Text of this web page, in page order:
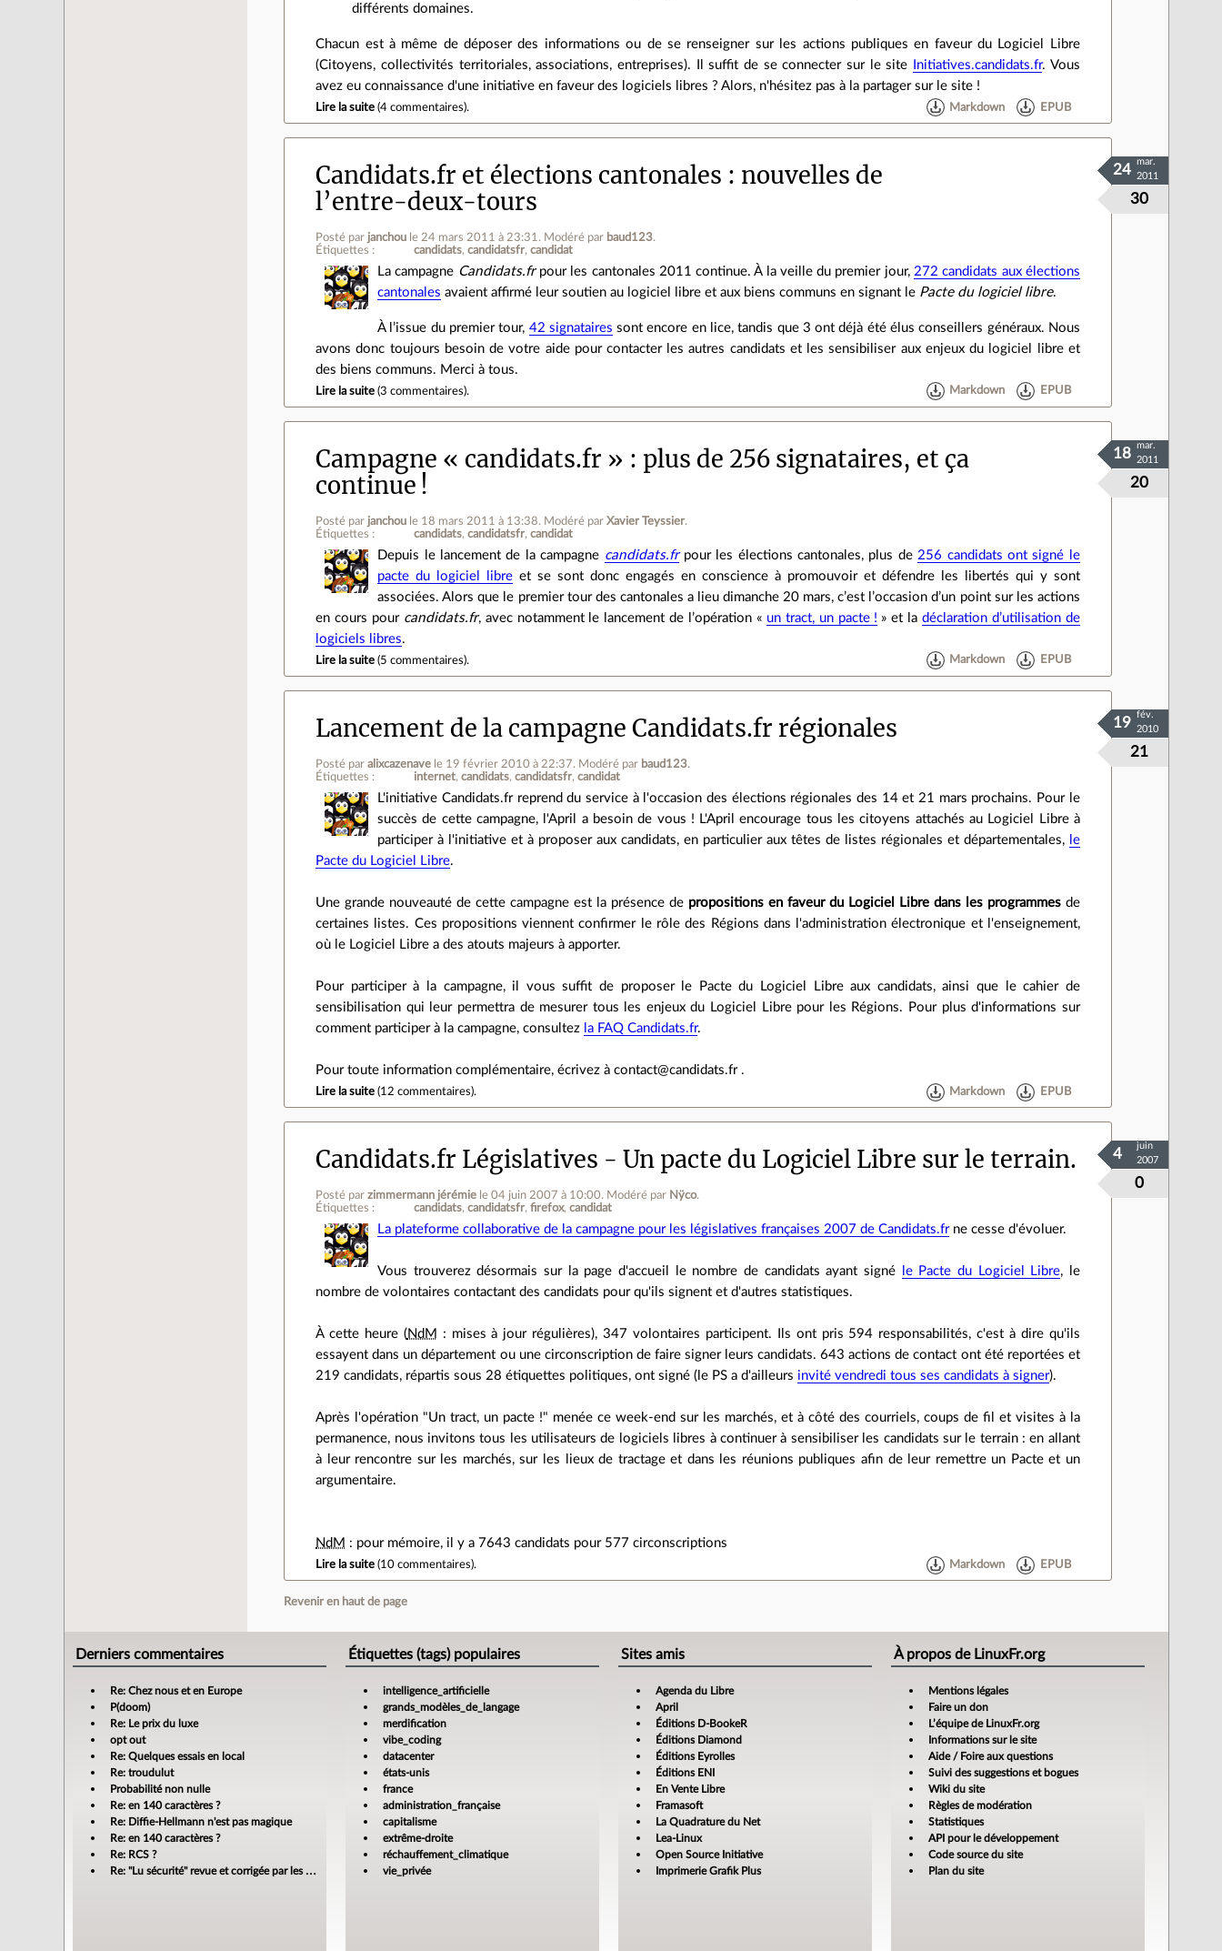
différents domaines.
Chacun est à même de déposer des informations ou de se renseigner sur les actions publiques en faveur du Logiciel Libre
(Citoyens, collectivités territoriales, associations, entreprises). Il suffit de se connecter sur le site
Initiatives.candidats.fr. Vous
avez eu connaissance d'une initiative en faveur des logiciels libres ? Alors, n'hésitez pas à la partager sur le site !
Lire la suite (4 commentaires). Markdown EPUB
Candidats.fr et élections cantonales : nouvelles de
l’entre‑deux‑tours
Posté par janchou le 24 mars 2011 à 23:31 . Modéré par baud123.
Étiquettes :
candidats candidatsfr candidat
30
24
mar.
2011
La campagne Candidats.frpour les cantonales 2011 continue. À la veille du premier jour, 272 candidats aux élections
cantonales avaient affirmé leur soutien au logiciel libre et aux biens communs en signant le Pacte du logiciel libre.
À l’issue du premier tour, 42 signataires sont encore en lice, tandis que 3 ont déjà été élus conseillers généraux. Nous
avons donc toujours besoin de votre aide pour contacter les autres candidats et les sensibiliser aux enjeux du logiciel libre et
des biens communs. Merci à tous.
Lire la suite (3 commentaires). Markdown EPUB
Campagne « candidats.fr » : plus de 256 signataires, et ça
continue !
Posté par janchou le 18 mars 2011 à 13:38. Modéré par Xavier Teyssier.
Étiquettes :
candidats candidatsfr candidat
20
18
mar.
2011
Depuis le lancement de la campagne candidats.frpour les élections cantonales, plus de 256 candidats ont signé le
pacte du logiciel libre et se sont donc engagés en conscience à promouvoir et défendre les libertés qui y sont
associées. Alors que le premier tour des cantonales a lieu dimanche 20 mars, c’est l’occasion d’un point sur les actions
en cours pour candidats.fr, avec notamment le lancement de l’opération « un tract, un pacte ! » et ladéclaration d’utilisation de
logiciels libres.
Lire la suite (5 commentaires). Markdown EPUB
Lancement de la campagne Candidats.fr régionales
Posté paralixcazenave le 19 février 2010 à 22:37. Modéré par baud123.
Étiquettes :
internet candidats candidatsfr candidat
21
19
fév.
2010
L'initiative Candidats.fr reprend du service à l'occasion des élections régionales des 14 et 21 mars prochains. Pour le
succès de cette campagne, l'April a besoin de vous ! L'April encourage tous les citoyens attachés au Logiciel Libre à
participer à l'initiative et à proposer aux candidats, en particulier aux têtes de listes régionales et départementales, le
Pacte du Logiciel Libre.
Une grande nouveauté de cette campagne est la présence de propositions en faveur du Logiciel Libre dans les programmesde
certaines listes. Ces propositions viennent confirmer le rôle des Régions dans l'administration électronique et l'enseignement,
où le Logiciel Libre a des atouts majeurs à apporter.
Pour participer à la campagne, il vous suffit de proposer le Pacte du Logiciel Libre aux candidats, ainsi que le cahier de
sensibilisation qui leur permettra de mesurer tous les enjeux du Logiciel Libre pour les Régions. Pour plus d'informations sur
comment participer à la campagne, consultez la FAQ Candidats.fr.
Pour toute information complémentaire, écrivez à contact@candidats.fr .
Lire la suite (12 commentaires). Markdown EPUB
Candidats.fr Législatives - Un pacte du Logiciel Libre sur le terrain.
Posté parzimmermann jérémie le 04 juin 2007 à 10:00. Modéré par Nÿco.
Étiquettes :
candidats candidatsfr firefox candidat
0
4
juin
2007
La plateforme collaborative de la campagne pour les législatives françaises 2007 de Candidats.frne cesse d'évoluer.
Vous trouverez désormais sur la page d'accueil le nombre de candidats ayant signé le Pacte du Logiciel Libre, le
nombre de volontaires contactant des candidats pour qu'ils signent et d'autres statistiques.
À cette heure ( NdM : mises à jour régulières), 347 volontaires participent. Ils ont pris 594 responsabilités, c'est à dire qu'ils
essayent dans un département ou une circonscription de faire signer leurs candidats. 643 actions de contact ont été reportées et
219 candidats, répartis sous 28 étiquettes politiques, ont signé (le PS a d'ailleurs invité vendredi tous ses candidats à signer).
Après l'opération "Un tract, un pacte !" menée ce week-end sur les marchés, et à côté des courriels, coups de fil et visites à la
permanence, nous invitons tous les utilisateurs de logiciels libres à continuer à sensibiliser les candidats sur le terrain : en allant
à leur rencontre sur les marchés, sur les lieux de tractage et dans les réunions publiques afin de leur remettre un Pacte et un
argumentaire.
NdM : pour mémoire, il y a 7643 candidats pour 577 circonscriptions
Lire la suite (10 commentaires). Markdown EPUB
Revenir en haut de page
Derniers commentaires
Re: Chez nous et en Europe
P(doom)
Re: Le prix du luxe
opt out
Re: Quelques essais en local
Re: troudulut
Probabilité non nulle
Re: en 140 caractères ?
Re: Diffie-Hellmann n'est pas magique
Re: en 140 caractères ?
Re: RCS ?
Re: "Lu sécurité" revue et corrigée par les banques
Étiquettes (tags) populaires
intelligence_artificielle
grands_modèles_de_langage
merdification
vibe_coding
datacenter
états-unis
france
administration_française
capitalisme
extrême-droite
réchauffement_climatique
vie_privée
Sites amis
Agenda du Libre
April
Éditions D-BookeR
Éditions Diamond
Éditions Eyrolles
Éditions ENI
En Vente Libre
Framasoft
La Quadrature du Net
Lea-Linux
Open Source Initiative
Imprimerie Grafik Plus
À propos de LinuxFr.org
Mentions légales
Faire un don
L’équipe de LinuxFr.org
Informations sur le site
Aide / Foire aux questions
Suivi des suggestions et bogues
Wiki du site
Règles de modération
Statistiques
API pour le développement
Code source du site
Plan du site